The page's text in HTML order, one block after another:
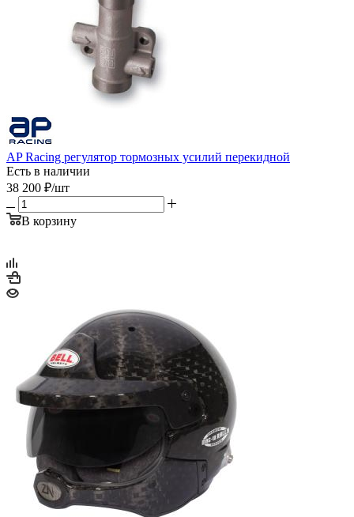
AP Racing регулятор тормозных усилий перекидной
Есть в наличии
38 200 ₽/шт
В корзину